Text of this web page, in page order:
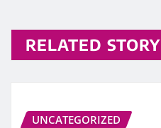
RELATED STORY
UNCATEGORIZED